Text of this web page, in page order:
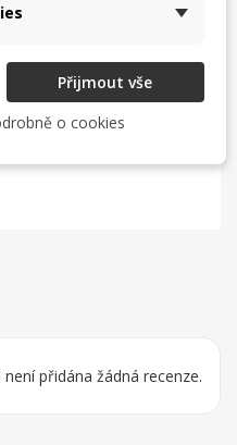
56 cm
mm
(s úchyty 670x200mm)
přidána žádná recenze.
Přijmout vše
o cookies